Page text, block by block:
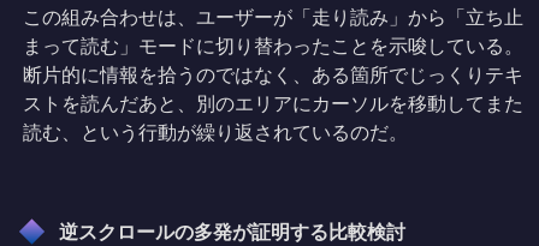
この組み合わせは、ユーザーが「走り読み」から「立ち止
まって読む」モードに切り替わったことを示唆している。
断片的に情報を拾うのではなく、ある箇所でじっくりテキ
ストを読んだあと、別のエリアにカーソルを移動してまた
読む、という行動が繰り返されているのだ。
逆スクロールの多発が証明する比較検討